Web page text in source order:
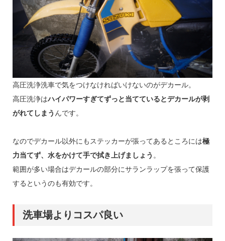
高圧洗浄洗車で気をつけなければいけないのがデカール。
高圧洗浄はハイパワーすぎてずっと当てているとデカールが剥
がれてしまう んです。
なのでデカール以外にもステッカーが張ってあるところには極
力当てず、水をかけて手で拭き上げましょう 。
範囲が多い場合はデカールの部分にサランラップを張って保護
するというのも有効です。
洗車場よりコスパ良い